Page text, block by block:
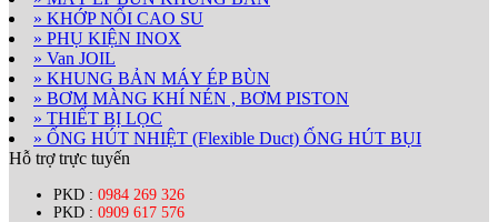
» KHỚP NỐI CAO SU
» PHỤ KIỆN INOX
» Van JOIL
» KHUNG BẢN MÁY ÉP BÙN
» BƠM MÀNG KHÍ NÉN , BƠM PISTON
» THIẾT BỊ LỌC
» ỐNG HÚT NHIỆT (Flexible Duct) ỐNG HÚT BỤI
Hỗ trợ trực tuyến
PKD : 0984 269 326
PKD : 0909 617 576